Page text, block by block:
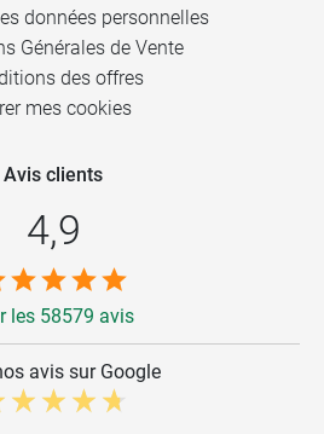
données personnelles
Générales de Vente
des offres
mes cookies
Avis clients
4,9
les 58579 avis
avis sur Google